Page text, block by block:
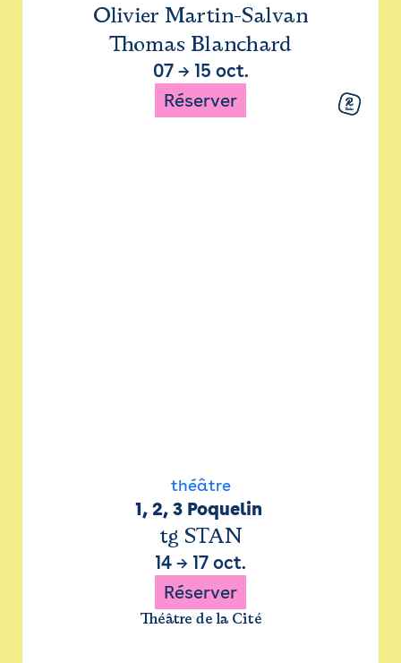
Olivier Martin-Salvan
Thomas Blanchard
07→ 15 oct.
Réserver
théâtre
1, 2, 3 Poquelin
tg STAN
14 → 17 oct.
Réserver
Théâtre de la Cité